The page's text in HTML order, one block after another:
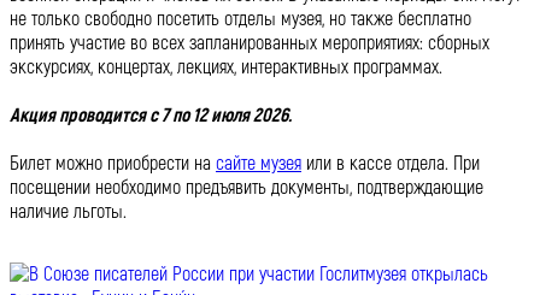
не только свободно посетить отделы музея, но также бесплатно
принять участие во всех запланированных мероприятиях: сборных
экскурсиях, концертах, лекциях, интерактивных программах.
Акция проводится с 7 по 12 июля 2026.
Билет можно приобрести на сайте музея или в кассе отдела. При
посещении необходимо предъявить документы, подтверждающие
наличие льготы.